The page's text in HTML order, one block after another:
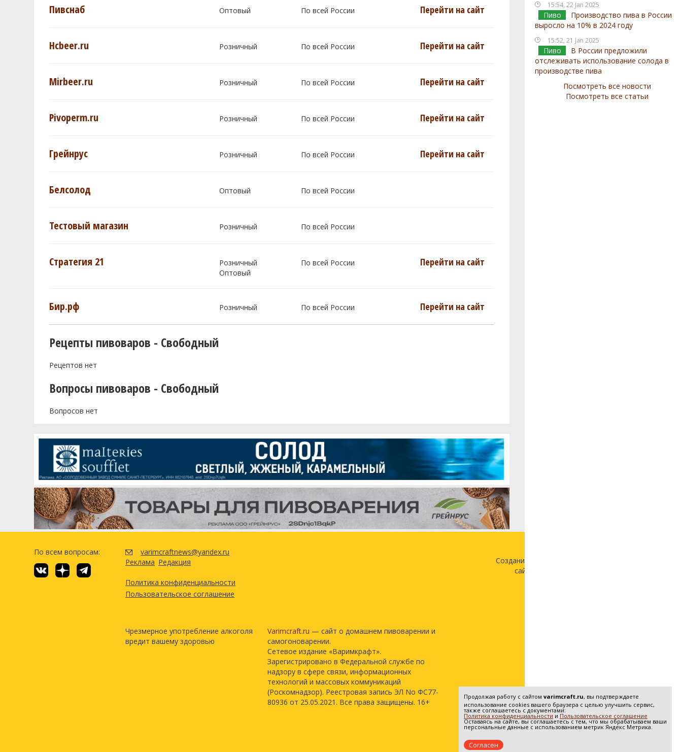
15:54, 22 Jan 2025
Пиво
Производство пива в России
выросло на 10% в 2024 году
15:52, 21 Jan 2025
Пиво
В России предложили
отслеживать использование солода в
производстве пива
Посмотреть все новости
Посмотреть все статьи
Пивснаб Оптовый По всей России Перейти на сайт
Hcbeer.ru Розничный По всей России Перейти на сайт
Mirbeer.ru Розничный По всей России Перейти на сайт
Pivoperm.ru Розничный По всей России Перейти на сайт
Грейнрус Розничный По всей России Перейти на сайт
Белсолод Оптовый По всей России
Тестовый магазин Розничный По всей России
Стратегия 21
Розничный
Оптовый
По всей России Перейти на сайт
Бир.рф Розничный По всей России Перейти на сайт
Рецепты пивоваров - Свободный
Рецептов нет
Вопросы пивоваров - Свободный
Вопросов нет
По всем вопросам:
varimcraftnews@yandex.ru
Реклама Редакция
Политика конфиденциальности
Пользовательское соглашение
Чрезмерное употребление алкоголя
вредит вашему здоровью
Varimcraft.ru — сайт о домашнем пивоварении и
самогоноварении.
Сетевое издание «Варимкрафт».
Зарегистрировано в Федеральной службе по
надзору в сфере связи, информационных
технологий и массовых коммуникаций
(Роскомнадзор). Реестровая запись ЭЛ No ФС77-
80936 от 25.05.2021. Все права защищены. 16+
Создание и продвижение
сайта —
Продолжая работу с сайтом varimcraft.ru, вы подтверждаете
использование cookies вашего браузера с целью улучшить сервис,
также соглашаетесь с документами:
Политика конфиденциальности и Пользовательское соглашение
Оставаясь на сайте, вы соглашаетесь с тем, что мы обрабатываем ваши
персональные данные с использованием метрик Яндекс Метрика.
Согласен